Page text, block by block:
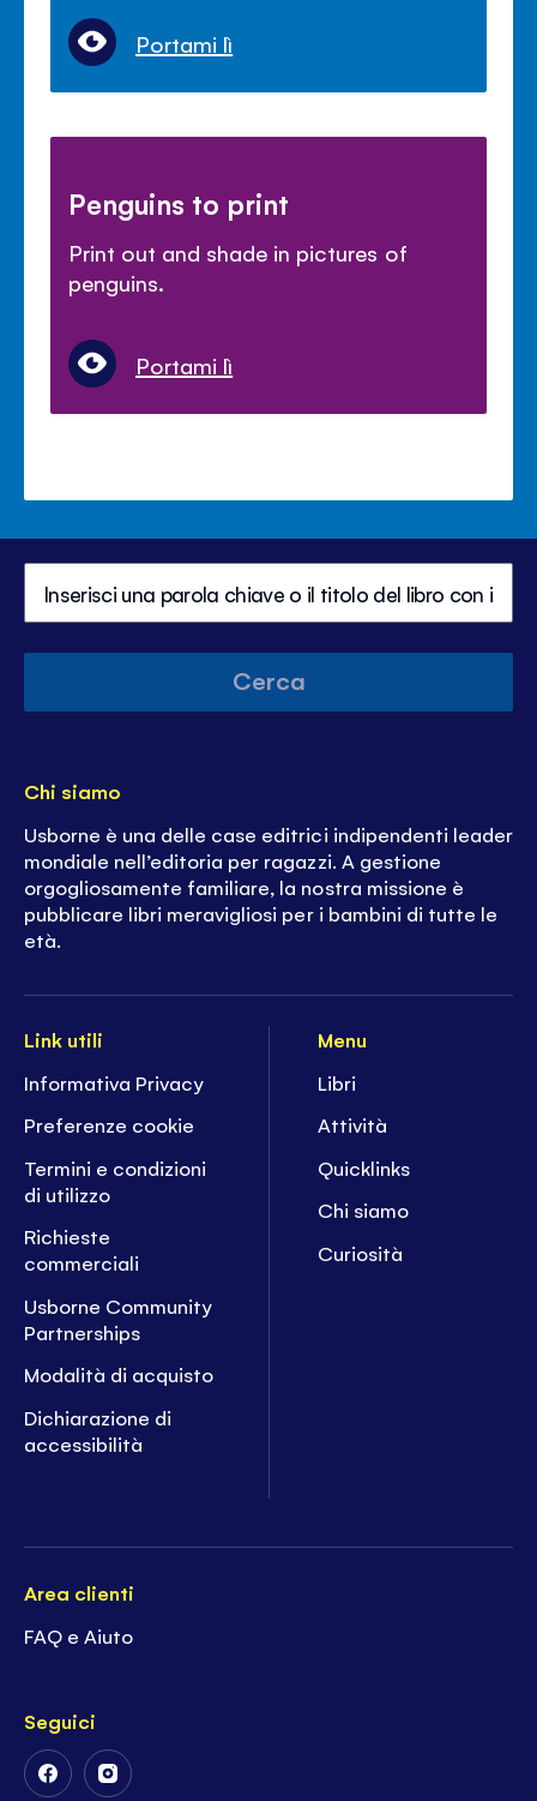
Portami lì
Penguins to print
Print out and shade in pictures of
penguins.
Portami lì
Cerca
Link utili
Informativa Privacy
Preferenze cookie
Termini e condizioni
di utilizzo
Richieste
commerciali
Usborne Community
Partnerships
Modalità di acquisto
Dichiarazione di
accessibilità
Menu
Libri
Attività
Quicklinks
Chi siamo
Curiosità
Area clienti
FAQ e Aiuto
Seguici
FollowFollow
Chi siamo
Usborne è una delle case editrici indipendenti leader
mondiale nell’editoria per ragazzi. A gestione
orgogliosamente familiare, la nostra missione è
pubblicare libri meravigliosi per i bambini di tutte le
età.